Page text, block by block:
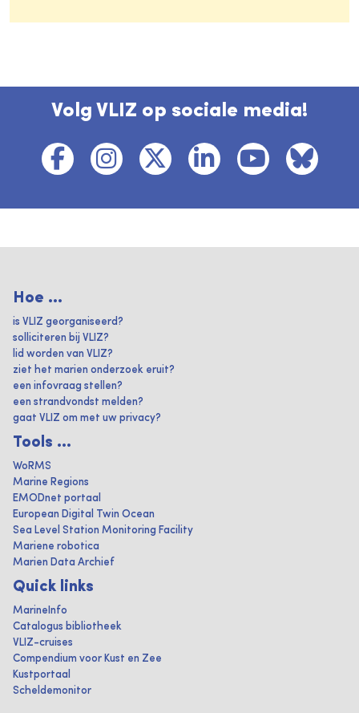
Volg VLIZ op sociale media!
Hoe ...
is VLIZ georganiseerd?
solliciteren bij VLIZ?
lid worden van VLIZ?
ziet het marien onderzoek eruit?
een infovraag stellen?
een strandvondst melden?
gaat VLIZ om met uw privacy?
Tools ...
WoRMS
Marine Regions
EMODnet portaal
European Digital Twin Ocean
Sea Level Station Monitoring Facility
Mariene robotica
Marien Data Archief
Quick links
MarineInfo
Catalogus bibliotheek
VLIZ-cruises
Compendium voor Kust en Zee
Kustportaal
Scheldemonitor